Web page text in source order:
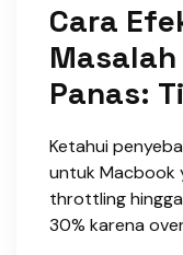
Cara
Panas:
Ketahui
untuk Macbook
throttling
30% karena